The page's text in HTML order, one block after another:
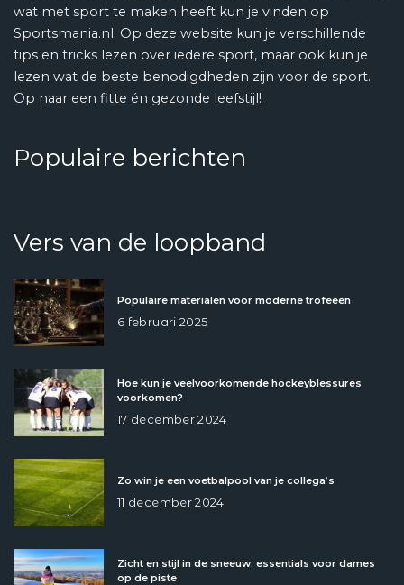
wat met sport te maken heeft kun je vinden op
Sportsmania.nl. Op deze website kun je verschillende
tips en tricks lezen over iedere sport, maar ook kun je
lezen wat de beste benodigdheden zijn voor de sport.
Op naar een fitte én gezonde leefstijl!
Populaire berichten
Vers van de loopband
Populaire materialen voor moderne trofeeën
6 februari 2025
Hoe kun je veelvoorkomende hockeyblessures
voorkomen?
17 december 2024
Zo win je een voetbalpool van je collega’s
11 december 2024
Zicht en stijl in de sneeuw: essentials voor dames
op de piste